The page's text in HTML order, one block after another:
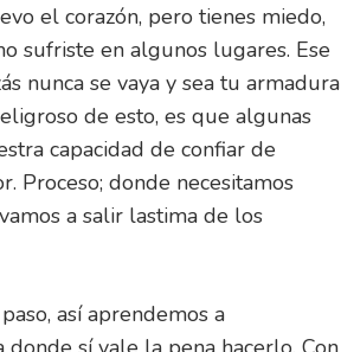
el corazón, pero tienes miedo,
sufriste en algunos lugares. Ese
nunca se vaya y sea tu armadura
de esto, es que algunas
capacidad de confiar de
Proceso; donde necesitamos
a salir lastima de los
así aprendemos a